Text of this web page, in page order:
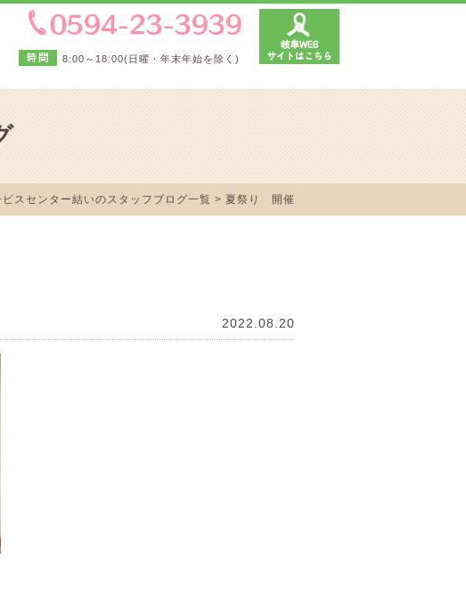
8:00～18:00(日曜・年末年始を除く)
スセンター結いのスタッフブログ一覧 > 夏祭り 開催
2022.08.20